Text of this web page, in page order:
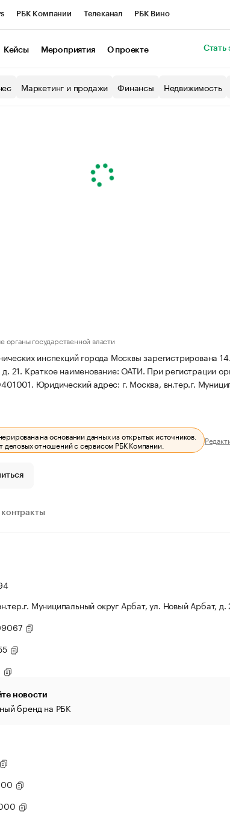
РБК Компании Телеканал РБК Вино
Экономика Бизнес
Кейсы Мероприятия О проекте Стать
Маркетинг и продажи Финансы Недвижимость
органы государственной власти
инспекций города Москвы зарегистрирована
21. Краткое наименование: ОАТИ. При регистрации
Юридический адрес: г. Москва, вн.тер.г.
на основании данных из открытых источников.
деловых отношений с сервисом РБК Компании.
контракты
Муниципальный округ Арбат, ул. Новый Арбат, д.
новости
бренд на РБК